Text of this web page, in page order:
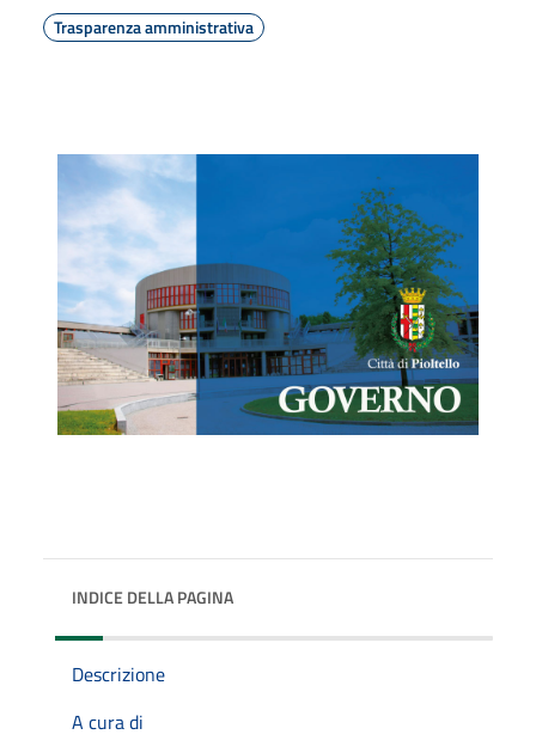
Trasparenza amministrativa
INDICE DELLA PAGINA
Descrizione
A cura di